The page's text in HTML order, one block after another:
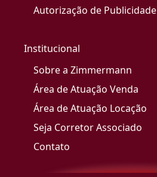
Autorização de Publicidade
Institucional
Sobre a Zimmermann
Área de Atuação Venda
Área de Atuação Locação
Seja Corretor Associado
Contato